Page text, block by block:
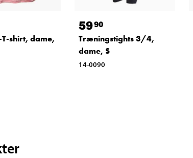
shirt, dame,
5990
Træningstights 3/4,
dame, S
14-0090